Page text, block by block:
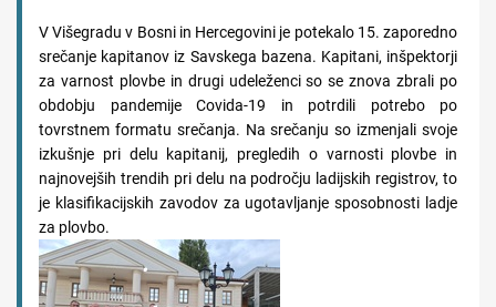
V Višegradu v Bosni in Hercegovini je potekalo 15. zaporedno
srečanje kapitanov iz Savskega bazena. Kapitani, inšpektorji
za varnost plovbe in drugi udeleženci so se znova zbrali po
obdobju pandemije Covida-19 in potrdili potrebo po
tovrstnem formatu srečanja. Na srečanju so izmenjali svoje
izkušnje pri delu kapitanij, pregledih o varnosti plovbe in
najnovejših trendih pri delu na področju ladijskih registrov, to
je klasifikacijskih zavodov za ugotavljanje sposobnosti ladje
za plovbo.